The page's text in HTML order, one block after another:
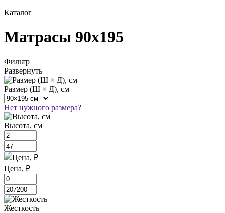
Каталог
Матрасы 90х195
Фильтр
Развернуть
Размер (Ш × Д), см
Нет нужного размера?
Высота, см
Цена, ₽
Жесткость